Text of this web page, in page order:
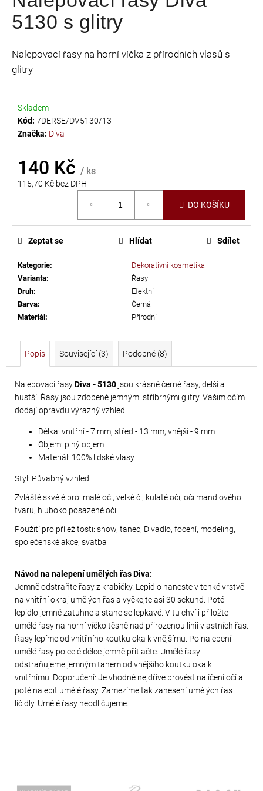
je
0,0
hvězdiček.
5130 s glitry
Nalepovací řasy na horní víčka z přírodních vlasů s
glitry
Skladem
Kód: 7DERSE/DV5130/13
Značka: Diva
140 Kč / ks
115,70 Kč bez DPH
DO KOŠÍKU
Kategorie:
Dekorativní kosmetika
Varianta:
Řasy
Druh:
Efektní
Barva:
Černá
Materiál: Přírodní
Zeptat se Hlídat Sdílet
Popis Související (3) Podobné (8)
Nalepovací řasyDiva - 5130 jsou krásné černé řasy, delší a
hustší. Řasy jsou zdobené jemnými stříbrnými glitry. Vašim očím
dodají opravdu výrazný vzhled.
Délka: vnitřní - 7 mm, střed - 13 mm, vnější - 9 mm
Objem: plný objem
Materiál: 100% lidské vlasy
Styl: Půvabný vzhled
Zvláště skvělé pro: malé oči, velké či, kulaté oči, oči mandlového
tvaru, hluboko posazené oči
Použití pro příležitosti: show, tanec, Divadlo, focení, modeling,
společenské akce, svatba
Návod na nalepení umělých řas Diva:
Jemně odstraňte řasy z krabičky. Lepidlo naneste v tenké vrstvě
na vnitřní okraj umělých řas a vyčkejte asi 30 sekund. Poté
lepidlo jemně zatuhne a stane se lepkavé. V tu chvíli přiložte
umělé řasy na horní víčko těsně nad přirozenou linii vlastních řas.
Řasy lepíme od vnitřního koutku oka k vnějšímu. Po nalepení
umělé řasy po celé délce jemně přitlačte. Umělé řasy
odstraňujeme jemným tahem od vnějšího koutku oka k
vnitřnímu. Doporučení: Je vhodné nejdříve provést nalíčení očí a
poté nalepit umělé řasy. Zamezíme tak zanesení umělých řas
líčidly. Umělé řasy neodličujeme.
a
j
t
?
D
o
č
u
e
m
TŘÁSNĚ
NEELASTICKÉ
BARBADOS
DÉLKA
Kč